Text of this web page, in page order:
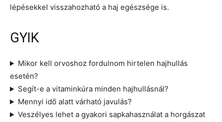
lépésekkel visszahozható a haj egészsége is.
GYIK
Mikor kell orvoshoz fordulnom hirtelen hajhullás
esetén?
Segít-e a vitaminkúra minden hajhullásnál?
Mennyi idő alatt várható javulás?
Veszélyes lehet a gyakori sapkahasználat a horgászat